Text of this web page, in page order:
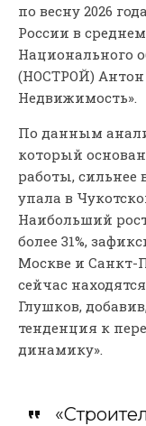
по весну 2026
России в
Национального
(НОСТРОЙ)
Недвижимость».
По данным
который
работы, сильнее
упала в
Наибольший
более 31%,
Москве и Санкт-
сейчас
Глушков,
тенденция к
динамику».